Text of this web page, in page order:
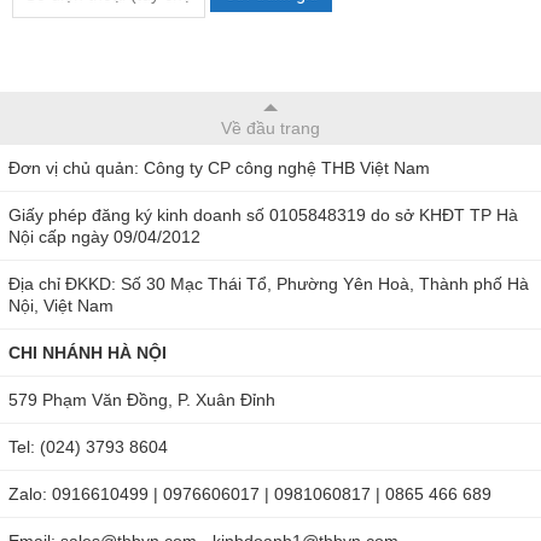
hơn. Hệ thống đèn halogen cũng có tuổi thọ cao lên đến
Cân được tích hợp công nghệ SHS, giúp hoạt động ổn định
và có khả năng sấy nhanh chóng, đồng đều và mang lại kết
quả đo chính xác. Có thể thấy cân sấy ẩm halogen AND MX-
(SHS) là một lựa chọn tốt cho việc đo độ ẩm, mang lại hiệu
Cân sấy ẩm AND MX-50 chất lượng cao được phân phối
tại Thbvn.com với cam kết Chính hãng 100% - Giá tốt. Quý
chuyên sâu giúp chọn được sản phẩm hữu ích.
Về đầu trang
Đơn vị chủ quản: Công ty CP công nghệ THB Việt Nam
Giấy phép đăng ký kinh doanh số 0105848319 do sở KHĐT TP Hà
Nội cấp ngày 09/04/2012
Địa chỉ ĐKKD: Số 30 Mạc Thái Tổ, Phường Yên Hoà, Thành phố Hà
Nội, Việt Nam
CHI NHÁNH HÀ NỘI
579 Phạm Văn Đồng, P. Xuân Đỉnh
Tel: (024) 3793 8604
Zalo: 0916610499 | 0976606017 | 0981060817 | 0865 466 689